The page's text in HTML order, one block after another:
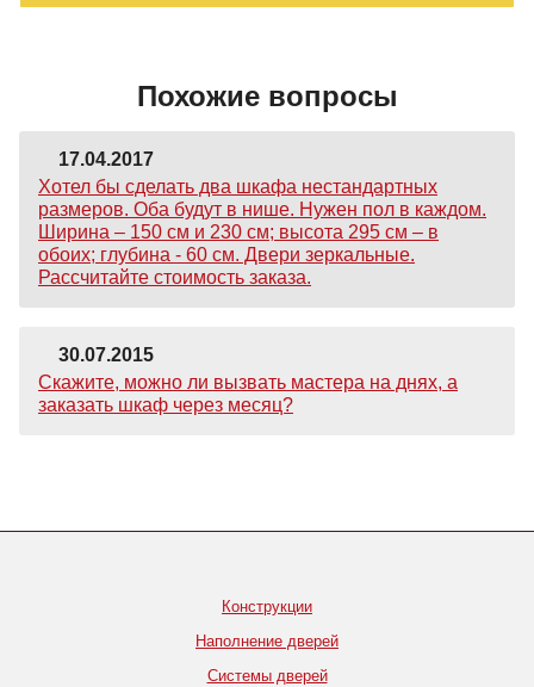
Похожие вопросы
17.04.2017
Хотел бы сделать два шкафа нестандартных
размеров. Оба будут в нише. Нужен пол в каждом.
Ширина – 150 см и 230 см; высота 295 см – в
обоих; глубина - 60 см. Двери зеркальные.
Рассчитайте стоимость заказа.
30.07.2015
Скажите, можно ли вызвать мастера на днях, а
заказать шкаф через месяц?
Конструкции
Наполнение дверей
Системы дверей